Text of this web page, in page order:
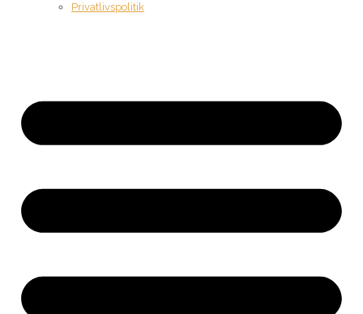
Privatlivspolitik